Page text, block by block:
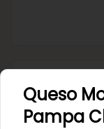
Mortadela
Supercerdo
Venta por 1/4 kg.
Queso
Pampa